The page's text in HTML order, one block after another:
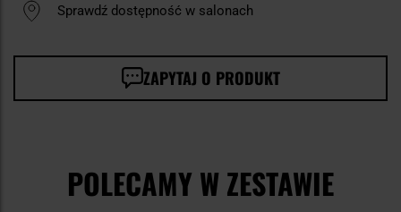
Sprawdź dostępność w salonach
ZAPYTAJ O PRODUKT
POLECAMY W ZESTAWIE